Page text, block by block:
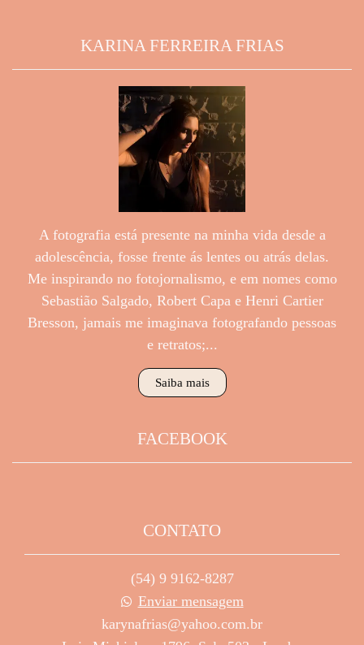
KARINA FERREIRA FRIAS
A fotografia está presente na minha vida desde a
adolescência, fosse frente ás lentes ou atrás delas.
Me inspirando no fotojornalismo, e em nomes como
Sebastião Salgado, Robert Capa e Henri Cartier
Bresson, jamais me imaginava fotografando pessoas
e retratos;...
Saiba mais
FACEBOOK
CONTATO
(54) 9 9162-8287
Enviar mensagem
karynafrias@yahoo.com.br